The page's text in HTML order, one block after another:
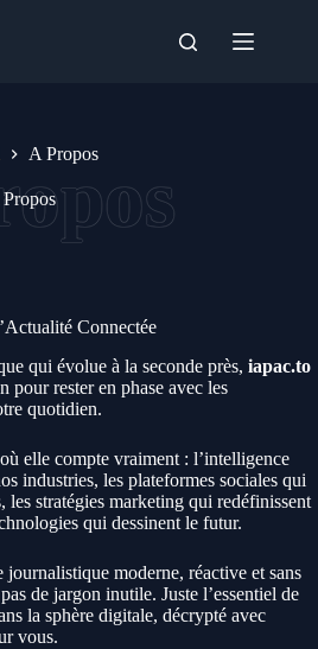
A Propos
Connectée
qui évolue à la seconde près, iapac.to
pour rester en phase avec les
quotidien.
elle compte vraiment : l’intelligence
industries, les plateformes sociales qui
les stratégies marketing qui redéfinissent
qui dessinent le futur.
journalistique moderne, réactive et sans
de jargon inutile. Juste l’essentiel de
la sphère digitale, décrypté avec
vous.